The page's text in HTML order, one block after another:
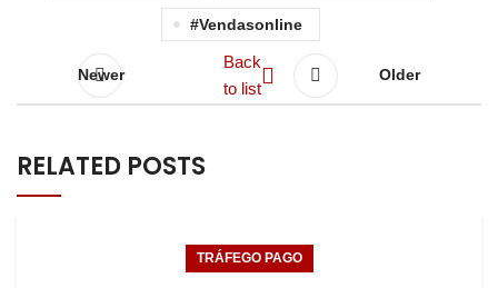
#vendasonline
Newer
Back
to list
Older
RELATED POSTS
TRÁFEGO PAGO